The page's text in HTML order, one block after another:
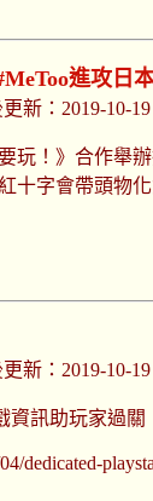
進攻日
新：2019-10-19
玩！》合作舉
十字會帶頭物
新：2019-10-19
資訊助玩家過關
dedicated-